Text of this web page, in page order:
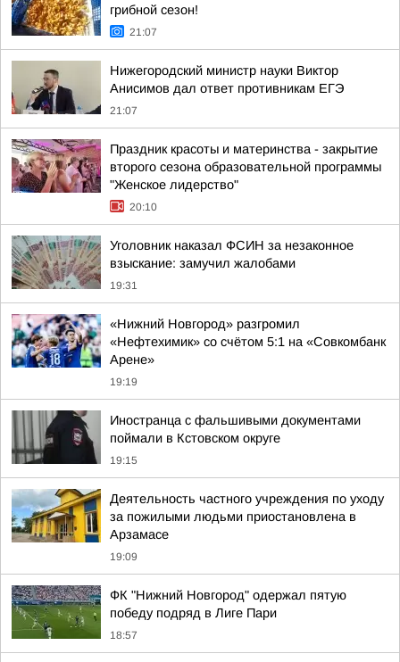
грибной сезон!
21:07
Нижегородский министр науки Виктор
Анисимов дал ответ противникам ЕГЭ
21:07
Праздник красоты и материнства - закрытие
второго сезона образовательной программы
"Женское лидерство"
20:10
Уголовник наказал ФСИН за незаконное
взыскание: замучил жалобами
19:31
«Нижний Новгород» разгромил
«Нефтехимик» со счётом 5:1 на «Совкомбанк
Арене»
19:19
Иностранца с фальшивыми документами
поймали в Кстовском округе
19:15
Деятельность частного учреждения по уходу
за пожилыми людьми приостановлена в
Арзамасе
19:09
ФК "Нижний Новгород" одержал пятую
победу подряд в Лиге Пари
18:57